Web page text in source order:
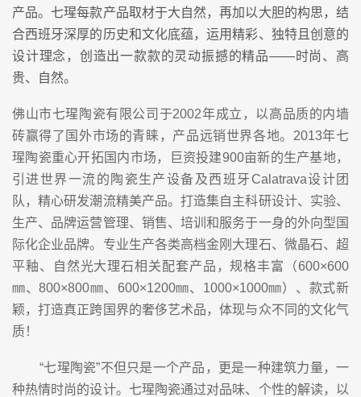
产品。七瑆每款产品取材于大自然，再加以大胆的构思，结
合西班牙深厚的历史和文化底蕴，运用精彩、独特且创意的
设计理念，创造出一款款的灵动振撼的精品——时尚、高
贵、自然。
佛山市七瑆陶瓷有限公司于2002年成立，以高品质的内墙
砖赢得了国外市场的青睐，产品远销世界各地。2013年七
瑆陶瓷重心开拓国内市场，巨资投建900亩新的生产基地，
引进世界一流的陶瓷生产设备及西班牙Calatrava设计团
队，精心研发潮流精美产品。打造集自主科研设计、实验、
生产、品牌运营管理、销售、培训和服务于一身的外向型国
际化企业品牌。专业生产各类高档金刚大理石、微晶石、超
平釉、自然光大理石相关配套产品，规格丰富（600×600
㎜、800×800㎜、600×1200㎜、1000×1000㎜）、款式新
颖，打造真正跨国界的奢侈艺术品，体现与众不同的文化气
质！
“七瑆陶瓷”不但只是一个产品，更是一种建筑力量，一
种热情时尚的设计。七瑆陶瓷通过对品味、个性的解读，以